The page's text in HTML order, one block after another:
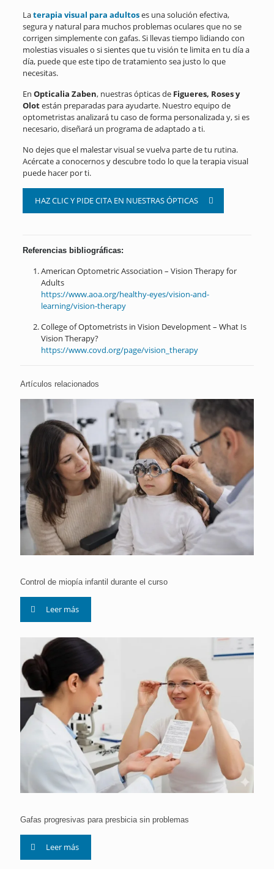
Laterapia visual para adultoses una solución efectiva,
segura y natural para muchos problemas oculares que no se
corrigen simplemente con gafas. Si llevas tiempo lidiando con
molestias visuales o si sientes que tu visión te limita en tu día a
día, puede que este tipo de tratamiento sea justo lo que
necesitas.
En Opticalia Zaben, nuestras ópticas de Figueres, Roses y
Olotestán preparadas para ayudarte. Nuestro equipo de
optometristas analizará tu caso de forma personalizada y, si es
necesario, diseñará un programa de adaptado a ti.
No dejes que el malestar visual se vuelva parte de tu rutina.
Acércate a conocernos y descubre todo lo que la terapia visual
puede hacer por ti.
HAZ CLIC Y PIDE CITA EN NUESTRAS ÓPTICAS
Referencias bibliográficas:
American Optometric Association – Vision Therapy for
Adults
https://www.aoa.org/healthy-eyes/vision-and-
learning/vision-therapy
College of Optometrists in Vision Development – What Is
Vision Therapy?
https://www.covd.org/page/vision_therapy
Artículos relacionados
Control de miopía infantil durante el curso
Leer más
Gafas progresivas para presbicia sin problemas
Leer más